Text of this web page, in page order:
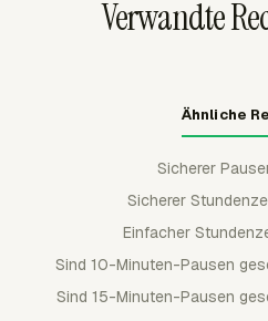
Verwandte
Ähnliche
Sicherer
Sicherer
Einfacher
Sind 10-Minuten-Pausen
Sind 15-Minuten-Pausen